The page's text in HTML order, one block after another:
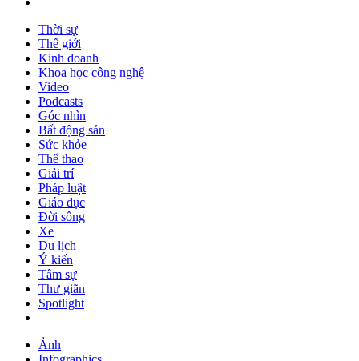
Thời sự
Thế giới
Kinh doanh
Khoa học công nghệ
Video
Podcasts
Góc nhìn
Bất động sản
Sức khỏe
Thể thao
Giải trí
Pháp luật
Giáo dục
Đời sống
Xe
Du lịch
Ý kiến
Tâm sự
Thư giãn
Spotlight
Ảnh